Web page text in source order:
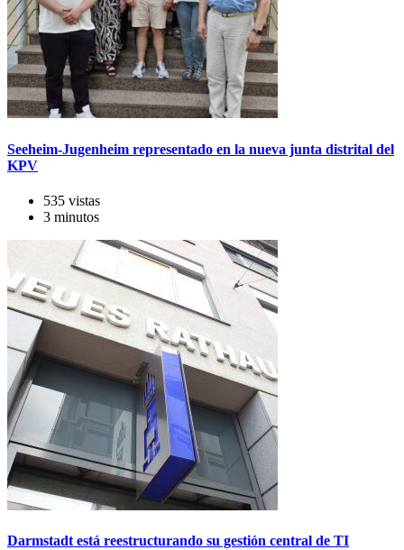
Seeheim-Jugenheim representado en la nueva junta distrital del
KPV
535 vistas
3 minutos
Darmstadt está reestructurando su gestión central de TI